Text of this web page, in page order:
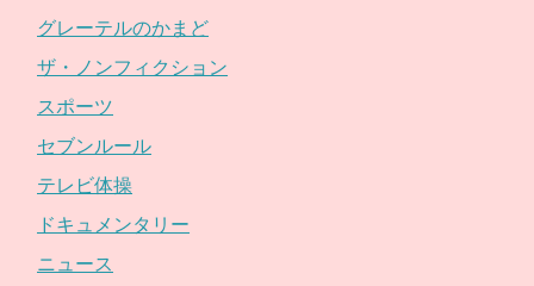
グレーテルのかまど
ザ・ノンフィクション
スポーツ
セブンルール
テレビ体操
ドキュメンタリー
ニュース